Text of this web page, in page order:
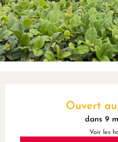
Ouvert
dans 9
Voir les